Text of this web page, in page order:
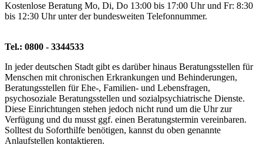
Kostenlose Beratung Mo, Di, Do 13:00 bis 17:00 Uhr und Fr: 8:30
bis 12:30 Uhr unter der bundesweiten Telefonnummer.
Tel.: 0800 - 3344533
In jeder deutschen Stadt gibt es darüber hinaus Beratungsstellen für
Menschen mit chronischen Erkrankungen und Behinderungen,
Beratungsstellen für Ehe-, Familien- und Lebensfragen,
psychosoziale Beratungsstellen und sozialpsychiatrische Dienste.
Diese Einrichtungen stehen jedoch nicht rund um die Uhr zur
Verfügung und du musst ggf. einen Beratungstermin vereinbaren.
Solltest du Soforthilfe benötigen, kannst du oben genannte
Anlaufstellen kontaktieren.